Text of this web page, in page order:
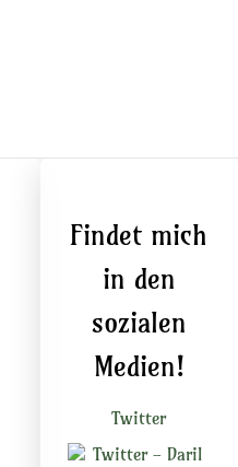
Findet mich
in den
sozialen
Medien!
Twitter